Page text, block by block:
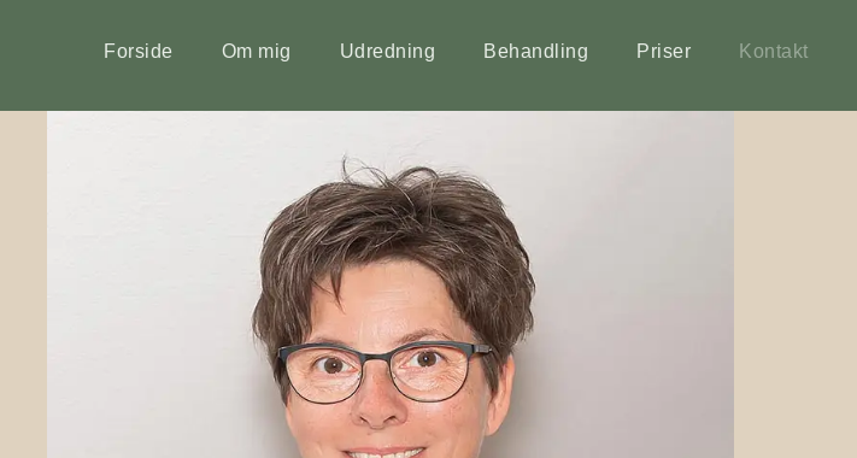
Forside Om mig Udredning Behandling Priser Kontakt